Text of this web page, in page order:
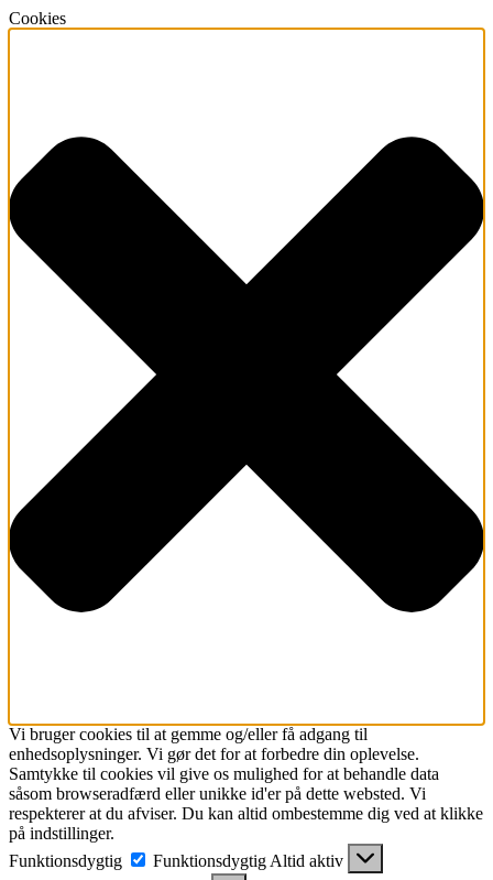
Cookies
Vi bruger cookies til at gemme og/eller få adgang til
enhedsoplysninger. Vi gør det for at forbedre din oplevelse.
Samtykke til cookies vil give os mulighed for at behandle data
såsom browseradfærd eller unikke id'er på dette websted. Vi
respekterer at du afviser. Du kan altid ombestemme dig ved at klikke
på indstillinger.
Funktionsdygtig
Funktionsdygtig Altid aktiv